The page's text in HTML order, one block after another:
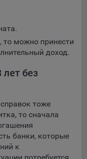
то можно принести
доход.
без
тоже
то сначала
банки, которые
к